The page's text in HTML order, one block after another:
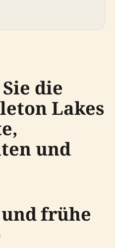
die
Lakes
und
frühe